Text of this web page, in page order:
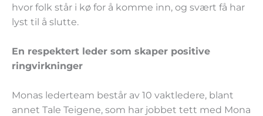
hvor folk står i kø for å komme inn, og svært få har
lyst til å slutte.
En respektert leder som skaper positive
ringvirkninger
Monas lederteam består av 10 vaktledere, blant
annet Tale Teigene, som har jobbet tett med Mona